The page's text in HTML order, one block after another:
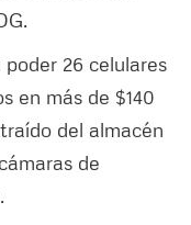
26 celulares
en más de $140
del almacén
de